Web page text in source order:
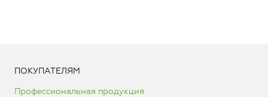
ПОКУПАТЕЛЯМ
Профессиональная продукция